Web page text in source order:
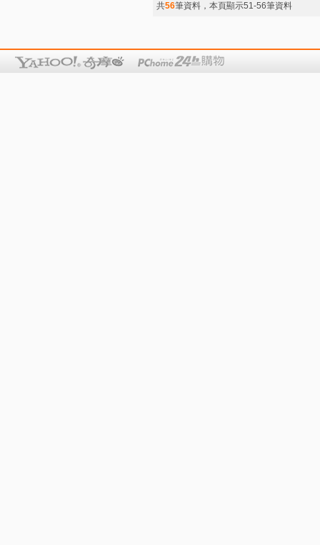
共56筆資料，本頁顯示51-56筆資料